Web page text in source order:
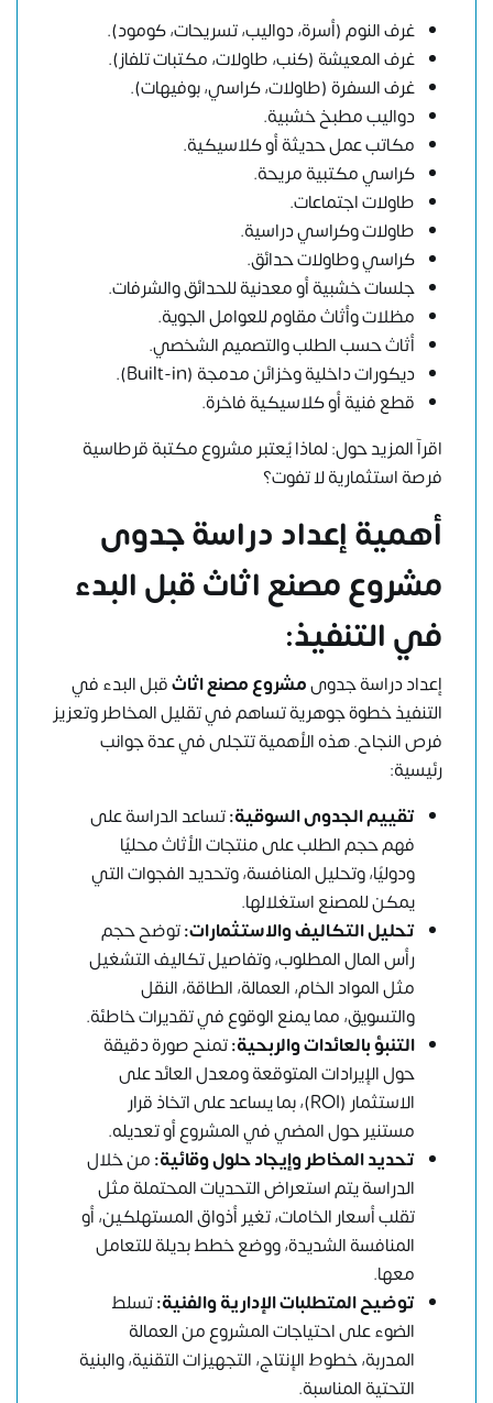
غرف النوم (أسرة، دواليب، تسريحات، كومود).
غرف المعيشة (كنب، طاولات، مكتبات تلفاز).
غرف السفرة (طاولات، كراسي، بوفيهات).
دواليب مطبخ خشبية.
مكاتب عمل حديثة أو كلاسيكية.
كراسي مكتبية مريحة.
طاولات اجتماعات.
طاولات وكراسي دراسية.
كراسي وطاولات حدائق.
جلسات خشبية أو معدنية للحدائق والشرفات.
مظلات وأثاث مقاوم للعوامل الجوية.
أثاث حسب الطلب والتصميم الشخصي.
ديكورات داخلية وخزائن مدمجة (Built-in).
قطع فنية أو كلاسيكية فاخرة.
اقرآ المزيد حول:لماذا يُعتبر مشروع مكتبة قرطاسية
فرصة استثمارية لا تفوت؟
أهمية إعداد دراسة جدوى
مشروع مصنع اثاث قبل البدء
في التنفيذ:
إعداددراسة جدوىمشروع مصنع اثاثقبل البدء في
التنفيذ خطوة جوهرية تساهم في تقليل المخاطر وتعزيز
فرص النجاح. هذه الأهمية تتجلى في عدة جوانب
رئيسية:
تقييم الجدوى السوقية:تساعد الدراسة على
فهم حجم الطلب على منتجات الأثاث محليًا
ودوليًا، وتحليل المنافسة، وتحديد الفجوات التي
يمكن للمصنع استغلالها.
تحليل التكاليف والاستثمارات:توضح حجم
رأس المال المطلوب، وتفاصيل تكاليف التشغيل
مثل المواد الخام، العمالة، الطاقة، النقل
والتسويق، مما يمنع الوقوع في تقديرات خاطئة.
التنبؤ بالعائدات والربحية:تمنح صورة دقيقة
حول الإيرادات المتوقعة ومعدل العائد على
الاستثمار (ROI)، بما يساعد على اتخاذ قرار
مستنير حول المضي في المشروع أو تعديله.
تحديد المخاطر وإيجاد حلول وقائية:من خلال
الدراسة يتم استعراض التحديات المحتملة مثل
تقلب أسعار الخامات، تغير أذواق المستهلكين، أو
المنافسة الشديدة، ووضع خطط بديلة للتعامل
معها.
توضيح المتطلبات الإدارية والفنية:تسلط
الضوء على احتياجات المشروع من العمالة
المدربة، خطوط الإنتاج، التجهيزات التقنية، والبنية
التحتية المناسبة.